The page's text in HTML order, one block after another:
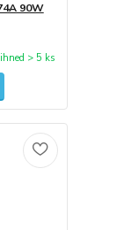
90W
ihned > 5 ks